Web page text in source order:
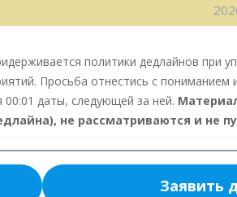
политики дедлайнов при
Просьба отнестись с
даты, следующей за ней.
не рассматриваются и не
Заявить